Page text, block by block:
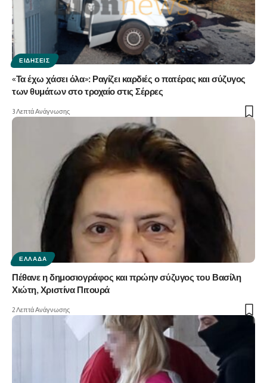
ΕΙΔΉΣΕΙΣ
«Τα έχω χάσει όλα»: Ραγίζει καρδιές ο πατέρας και σύζυγος
των θυμάτων στο τροχαίο στις Σέρρες
3 Λεπτά Ανάγνωσης
ΕΛΛΆΔΑ
Πέθανε η δημοσιογράφος και πρώην σύζυγος του Βασίλη
Χιώτη, Χριστίνα Πιτουρά
2 Λεπτά Ανάγνωσης